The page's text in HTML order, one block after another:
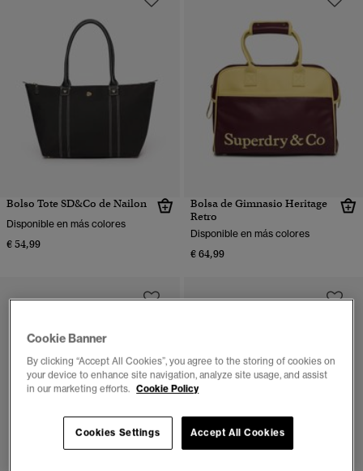
Bolso Tote SD&Co de Nailon
Disponible en más colores
€ 54,99
Bolsa de Gimnasio Heritage
Retro
Disponible en más colores
€ 64,99
Cookie Banner
By clicking “Accept All Cookies”, you agree to the storing of cookies on
your device to enhance site navigation, analyze site usage, and assist
in our marketing efforts. Cookie Policy
Accept All Cookies
Cookies Settings